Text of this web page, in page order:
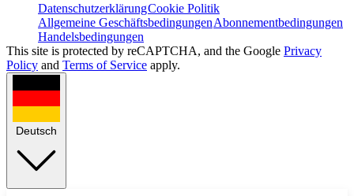
DatenschutzerklärungCookie Politik
Allgemeine GeschäftsbedingungenAbonnementbedingungen
Handelsbedingungen
This site is protected by reCAPTCHA, and the Google Privacy
Policy and Terms of Service apply.
Deutsch